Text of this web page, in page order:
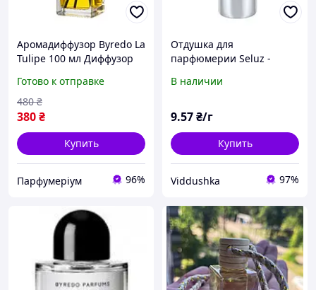
Аромадиффузор Byredo La
Tulipe 100 мл Диффузор
помещений комнат
Аромат
Готово к отправке
380₴
480 ₴
Купить
Парфумеріум 96%
Отдушка для
парфюмерии Seluz -
Byredo - La Tulipe
В наличии
9.57₴/г
Купить
Viddushka 97%